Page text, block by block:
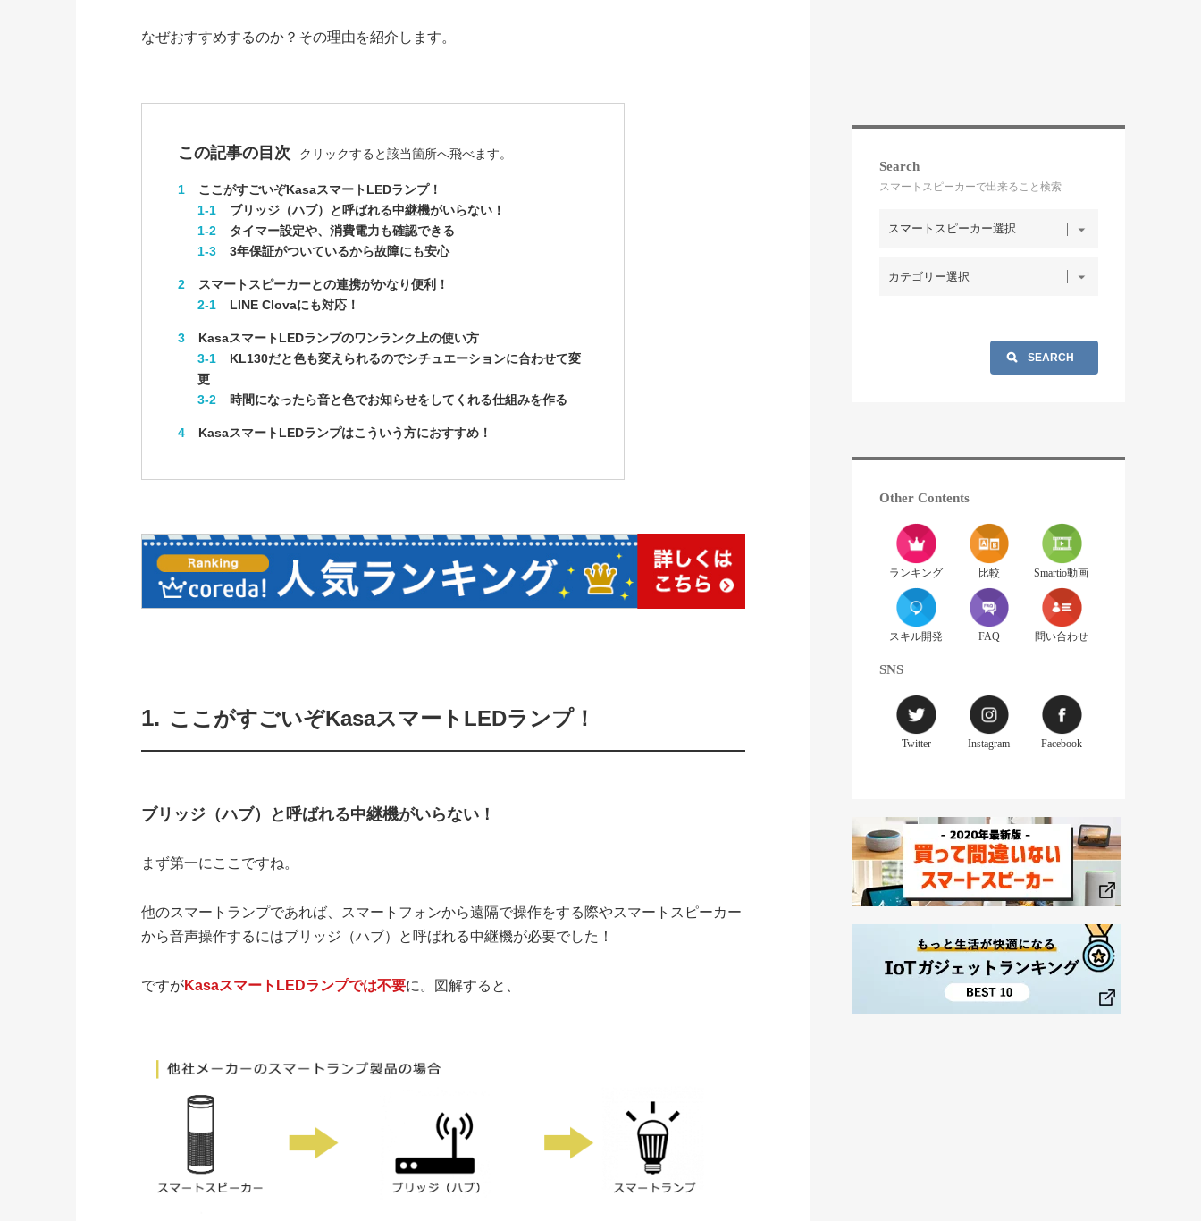
なぜおすすめするのか？その理由を紹介します。
この記事の目次 クリックすると該当箇所へ飛べます。
1
ここがすごいぞKasaスマートLEDランプ！
1-1
ブリッジ（ハブ）と呼ばれる中継機がいらない！
1-2
タイマー設定や、消費電力も確認できる
1-3
3年保証がついているから故障にも安心
2
スマートスピーカーとの連携がかなり便利！
2-1
LINE Clovaにも対応！
3
KasaスマートLEDランプのワンランク上の使い方
3-1
KL130だと色も変えられるのでシチュエーションに合わせて変
更
3-2
時間になったら音と色でお知らせをしてくれる仕組みを作る
4 KasaスマートLEDランプはこういう方におすすめ！
1. ここがすごいぞKasaスマートLEDランプ！
ブリッジ（ハブ）と呼ばれる中継機がいらない！
まず第一にここですね。
他のスマートランプであれば、スマートフォンから遠隔で操作をする際やスマートスピーカー
から音声操作するにはブリッジ（ハブ）と呼ばれる中継機が必要でした！
ですがKasaスマートLEDランプでは不要に。図解すると、
Search
スマートスピーカーで出来ること検索
Other Contents
ランキング 比較 Smartio動画
スキル開発 FAQ 問い合わせ
SNS
Twitter Instagram Facebook